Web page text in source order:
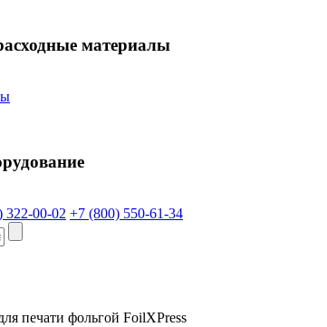
материалы
322-00-02 +7 (800) 550-61-34
печати фольгой FoilXPress